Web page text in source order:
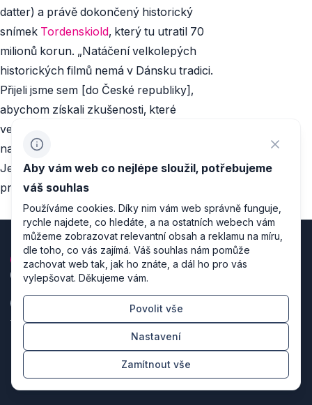
datter) a právě dokončený historický
snímek Tordenskiold, který tu utratil 70
milionů korun. „Natáčení velkolepých
historických filmů nemá v Dánsku tradici.
Přijeli jsme sem [do České republiky],
abychom získali zkušenosti, které
ve Skandinávii nenajdeme,“ řekl během
natáčení Královské aféry Peter Albaek
Jensen, spoluzakladatel největší dánské
produkční společnosti Zentropa.
Zásady zpracování osobních údajů
Nastavení cookies
Režiséři designu & producenti kódu
Aby vám web co nejlépe sloužil, potřebujeme
váš souhlas
Používáme cookies. Díky nim vám web správně funguje,
rychle najdete, co hledáte, a na ostatních webech vám
můžeme zobrazovat relevantní obsah a reklamu na míru,
dle toho, co vás zajímá. Váš souhlas nám pomůže
zachovat web tak, jak ho znáte, a dál ho pro vás
vylepšovat. Děkujeme vám.
Povolit vše
Nastavení
Zamítnout vše